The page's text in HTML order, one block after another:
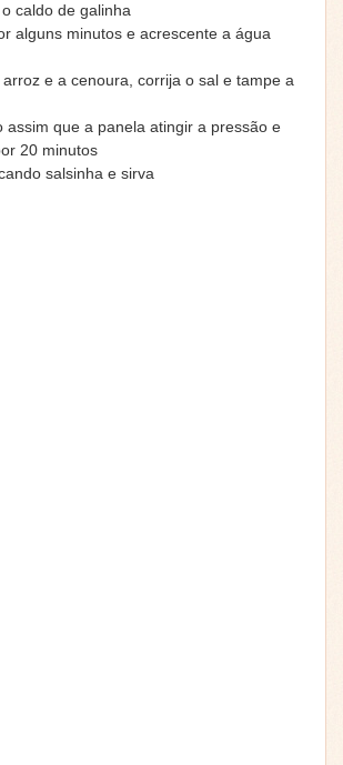
caldo de galinha
alguns minutos e acrescente a água
e a cenoura, corrija o sal e tampe a
assim que a panela atingir a pressão e
20 minutos
salsinha e sirva